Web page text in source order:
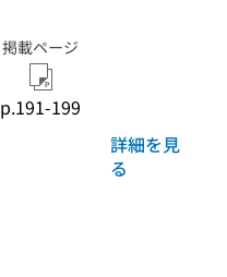
掲載ページ
p.191-199
詳細を見
る